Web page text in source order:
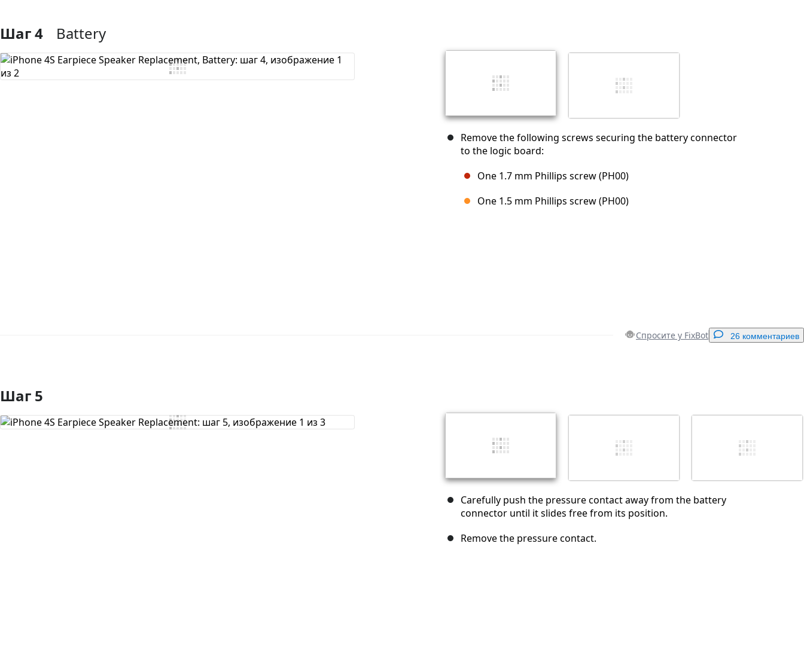
Добавить комментарий
Шаг 4 Battery
Remove the following screws securing the battery connector
to the logic board:
One 1.7 mm Phillips screw (PH00)
One 1.5 mm Phillips screw (PH00)
Спросите у FixBot 26 комментариев
Добавить комментарий
Оставить комментарий
Шаг 5
Carefully push the pressure contact away from the battery
connector until it slides free from its position.
Remove the pressure contact.